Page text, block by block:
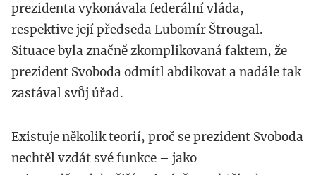
prezidenta vykonávala federální vláda,
respektive její předseda Lubomír Štrougal.
Situace byla značně zkomplikovaná faktem, že
prezident Svoboda odmítl abdikovat a nadále tak
zastával svůj úřad.
Existuje několik teorií, proč se prezident Svoboda
nechtěl vzdát své funkce – jako